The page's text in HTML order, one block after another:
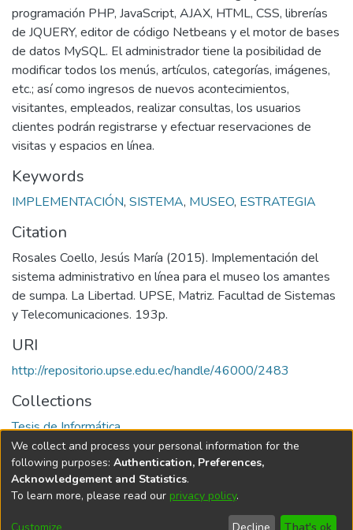
programación PHP, JavaScript, AJAX, HTML, CSS, librerías
de JQUERY, editor de código Netbeans y el motor de bases
de datos MySQL. El administrador tiene la posibilidad de
modificar todos los menús, artículos, categorías, imágenes,
etc.; así como ingresos de nuevos acontecimientos,
visitantes, empleados, realizar consultas, los usuarios
clientes podrán registrarse y efectuar reservaciones de
visitas y espacios en línea.
Keywords
IMPLEMENTACIÓN, SISTEMA, MUSEO, ESTRATEGIA
Citation
Rosales Coello, Jesús María (2015). Implementación del
sistema administrativo en línea para el museo los amantes
de sumpa. La Libertad. UPSE, Matriz. Facultad de Sistemas
y Telecomunicaciones. 193p.
URI
http://repositorio.upse.edu.ec/handle/46000/2483
Collections
Tesis de Informática
Full item page
DSpace softwarecopyright © 2002-2026
Cookie End User Send
We collect and process your personal information for the
following purposes: Authentication, Preferences,
Acknowledgement and Statistics.
To learn more, please read our privacy policy.